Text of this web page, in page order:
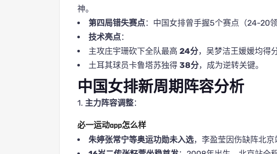
神。
第四局错失赛点：中国女排曾手握5个赛点（24-20
技术亮点：
主攻庄宇珊砍下全队最高 24分，吴梦洁王媛媛均得
土耳其球员卡鲁塔苏独得 38分，成为逆转关键。
中国女排新周期阵容分析
1. 主力阵容调整：
必一运动app怎么样
朱婷张常宁等奥运功勋未入选，李盈莹因伤缺阵北京